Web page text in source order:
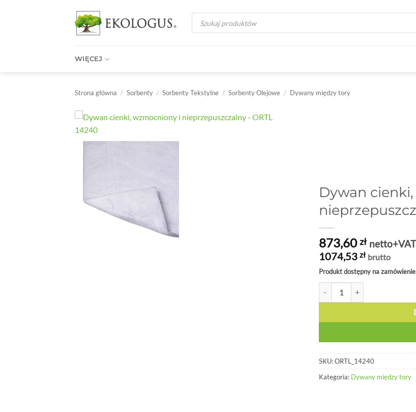
Wyszukiwarka
produktów
WIĘCEJ
Strona główna / Sorbenty / Sorbenty Tekstylne / Sorbenty Olejowe / Dywany między tory
Dywan
873,60zł netto+VAT
1074,53 zł brutto
Produkt dostępny na zamówienie
SKU:ORTL_14240
Kategoria: Dywany między tory